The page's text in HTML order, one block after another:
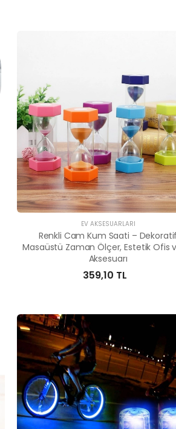
EV AKSESUARLARI
Renkli Cam Kum Saati – Dekoratif
Masaüstü Zaman Ölçer, Estetik Ofis
Aksesuarı
359,10 TL